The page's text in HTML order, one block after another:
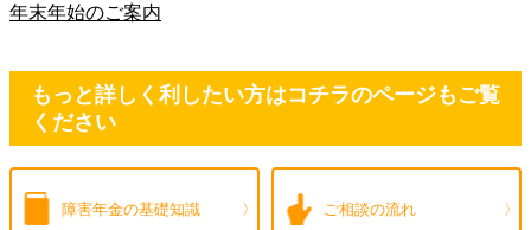
年末年始のご案内
もっと詳しく利したい方はコチラのページもご覧
ください
障害年金の基礎知識 ご相談の流れ